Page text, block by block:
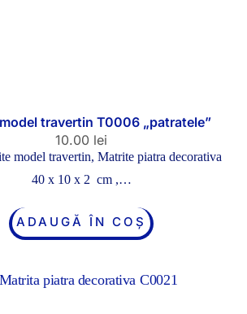
travertin T0006 „patratele”
10.00 lei
model travertin, Matrite piatra decorativa
40 x 10 x 2 cm ,…
ADAUGĂ ÎN COȘ